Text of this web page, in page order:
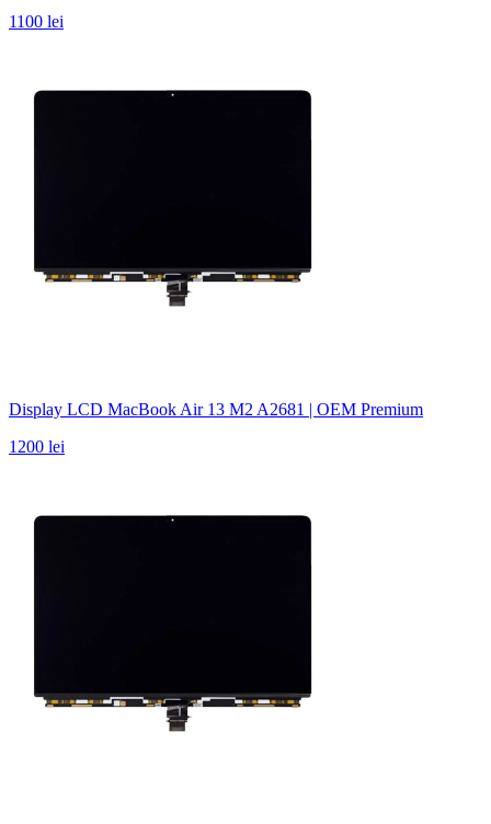
1100 lei
Display LCD MacBook Air 13 M2 A2681 | OEM Premium
1200 lei